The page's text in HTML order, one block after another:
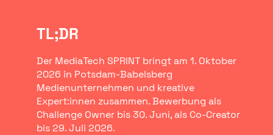
TL;DR
Der MediaTech SPRINT bringt am 1. Oktober
2026 in Potsdam-Babelsberg
Medienunternehmen und kreative
Expert:innen zusammen. Bewerbung als
Challenge Owner bis 30. Juni, als Co-Creator
bis 29. Juli 2026.